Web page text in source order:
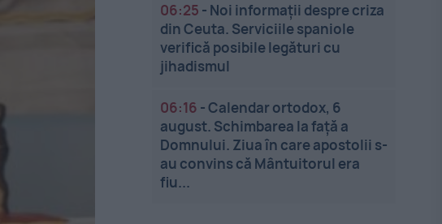
06:25 - Noi informații despre criza
din Ceuta. Serviciile spaniole
verifică posibile legături cu
jihadismul
06:16 -Calendar ortodox, 6
august. Schimbarea la față a
Domnului. Ziua în care apostolii s-
au convins că Mântuitorul era
fiu...